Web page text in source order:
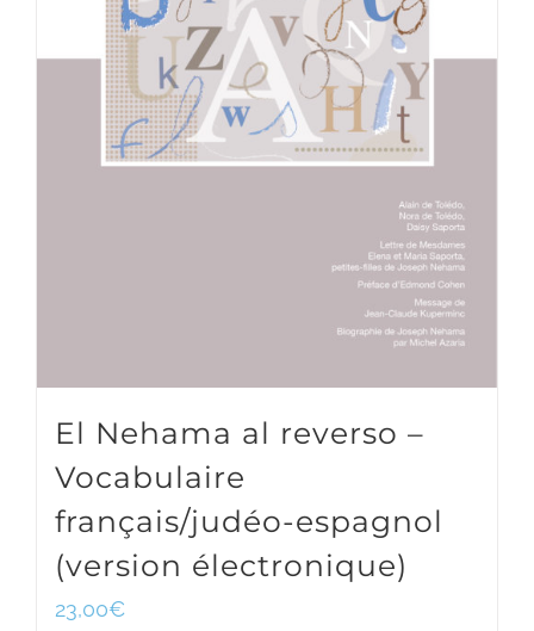
El Nehama al reverso –
Vocabulaire
français/judéo-espagnol
(version électronique)
23,00€